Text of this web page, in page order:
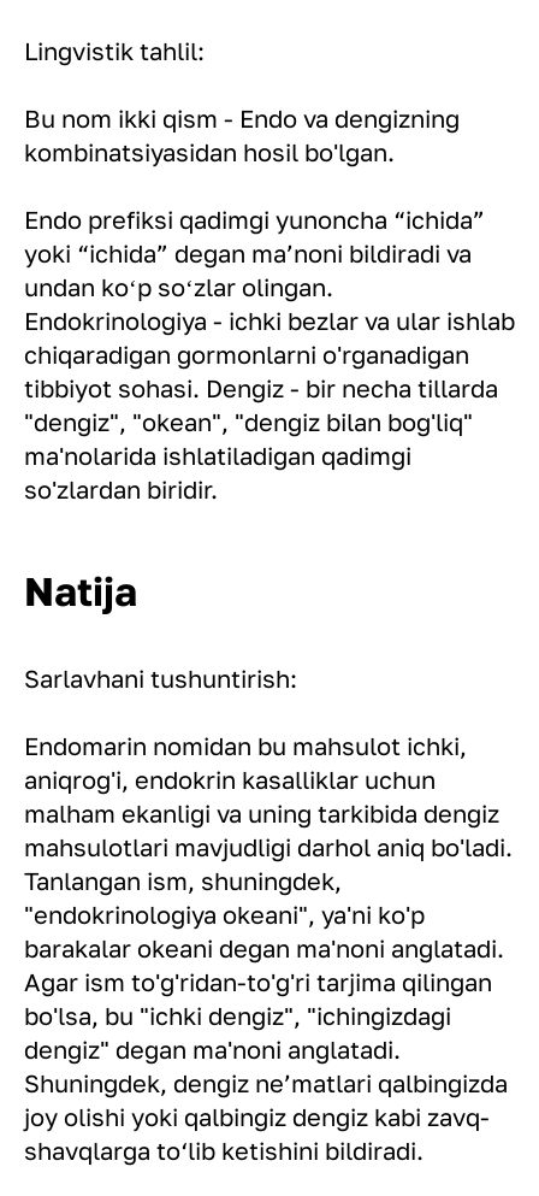
Lingvistik tahlil:
Bu nom ikki qism - Endo va dengizning
kombinatsiyasidan hosil bo'lgan.
Endo prefiksi qadimgi yunoncha “ichida”
yoki “ichida” degan maʼnoni bildiradi va
undan koʻp soʻzlar olingan.
Endokrinologiya - ichki bezlar va ular ishlab
chiqaradigan gormonlarni o'rganadigan
tibbiyot sohasi. Dengiz - bir necha tillarda
"dengiz", "okean", "dengiz bilan bog'liq"
ma'nolarida ishlatiladigan qadimgi
so'zlardan biridir.
Natija
Sarlavhani tushuntirish:
Endomarin nomidan bu mahsulot ichki,
aniqrog'i, endokrin kasalliklar uchun
malham ekanligi va uning tarkibida dengiz
mahsulotlari mavjudligi darhol aniq bo'ladi.
Tanlangan ism, shuningdek,
"endokrinologiya okeani", ya'ni ko'p
barakalar okeani degan ma'noni anglatadi.
Agar ism to'g'ridan-to'g'ri tarjima qilingan
bo'lsa, bu "ichki dengiz", "ichingizdagi
dengiz" degan ma'noni anglatadi.
Shuningdek, dengiz ne’matlari qalbingizda
joy olishi yoki qalbingiz dengiz kabi zavq-
shavqlarga to‘lib ketishini bildiradi.